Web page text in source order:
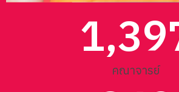
คณาจารย์